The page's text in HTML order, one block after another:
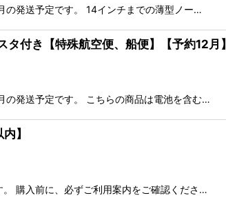
発送予定です。 14インチまでの薄型ノー…
付き【特殊航空便、船便】【予約12月】
発送予定です。 こちらの商品は電池を含む…
】
購入前に、必ずご利用案内をご確認くださ…